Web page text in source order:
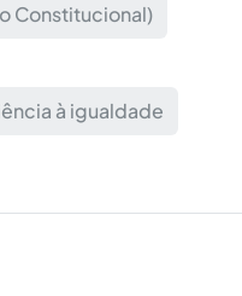
Constitucional)
à igualdade